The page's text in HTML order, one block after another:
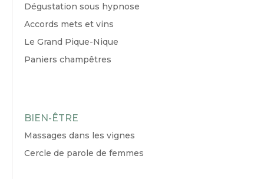
Dégustation sous hypnose
Accords mets et vins
Le Grand Pique-Nique
Paniers champêtres
BIEN-ÊTRE
Massages dans les vignes
Cercle de parole de femmes